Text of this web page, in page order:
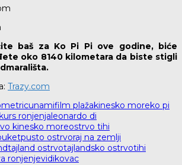
baš za Ko Pi Pi ove godine, biće
oko 8140 kilometara da biste stigli
Trazy.com
cunamifilm plažakinesko moreko pi
kurs ronjenja leonardo di
kinesko moreostrvo tihi
pusto ostrvoraj na zemlji
tajland ostrvotajlandsko ostrvotihi
ronjenjevidikovac